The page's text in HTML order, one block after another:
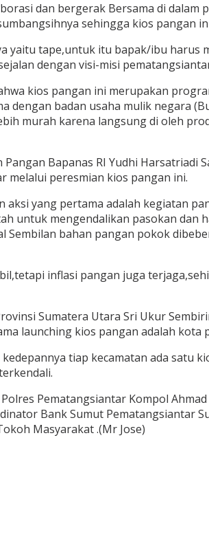
dan bergerak Bersama di
sehingga kios pangan
yaitu tape,untuk itu bapak/ibu
dengan visi-misi
kios pangan ini merupakan
badan usaha mulik negara
murah karena langsung di oleh
Bapanas RI Yudhi Harsatriadi
melalui peresmian kios pangan ini.
yang pertama adalah kegiatan
untuk mengendalikan pasokan dan
bahan pangan pokok
inflasi pangan juga
Sumatera Utara Sri Ukur
launching kios pangan adalah kota
tiap kecamatan ada satu
Pematangsiantar Kompol
Bank Sumut Pematangsiantar
Masyarakat .(Mr Jose)